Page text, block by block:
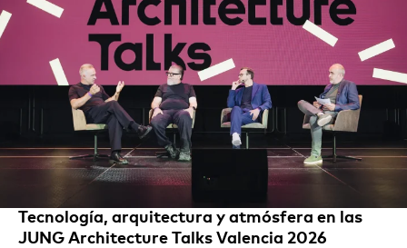
Tecnología, arquitectura y atmósfera en las
JUNG Architecture Talks Valencia 2026